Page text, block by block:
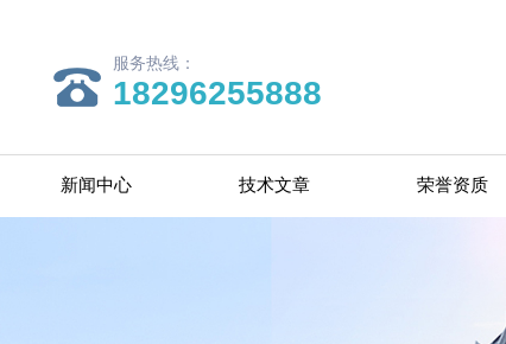
服务热线：
18296255888
新闻中心 技术文章 荣誉资质